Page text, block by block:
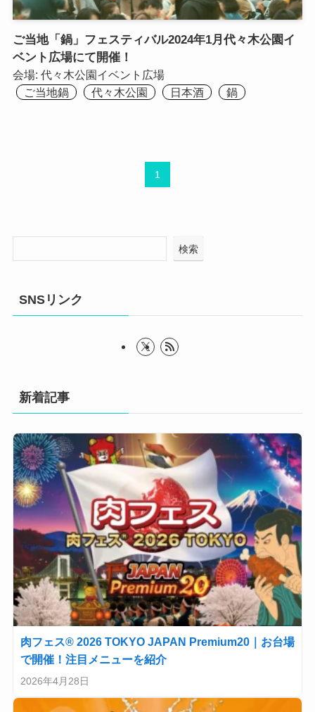
ご当地「鍋」フェスティバル2024年1月代々木公園イ
ベント広場にて開催！
会場: 代々木公園イベント広場
ご当地鍋
代々木公園 日本酒 鍋
1
検索
SNSリンク
新着記事
肉フェス® 2026 TOKYO JAPAN Premium20｜お台場
で開催！注目メニューを紹介
2026年4月28日